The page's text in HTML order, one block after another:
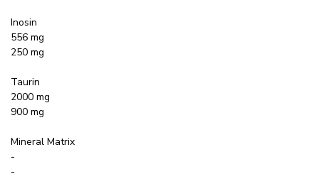
Inosin
556 mg
250 mg
Taurin
2000 mg
900 mg
Mineral Matrix
-
-